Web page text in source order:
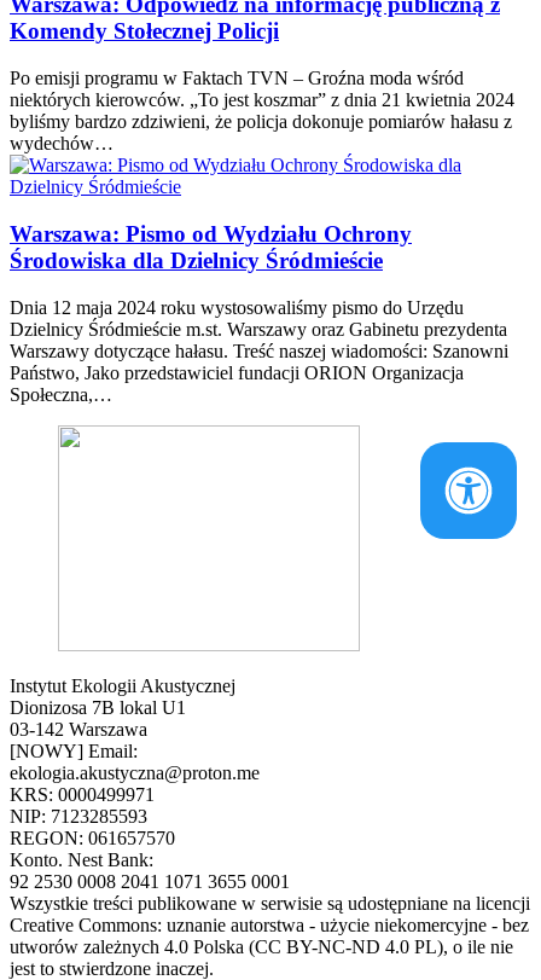
Komendy Stołecznej Policji
Po emisji programu w Faktach TVN – Groźna moda wśród
niektórych kierowców. „To jest koszmar” z dnia 21 kwietnia 2024
byliśmy bardzo zdziwieni, że policja dokonuje pomiarów hałasu z
wydechów…
Warszawa: Pismo od Wydziału Ochrony
Środowiska dla Dzielnicy Śródmieście
Dnia 12 maja 2024 roku wystosowaliśmy pismo do Urzędu
Dzielnicy Śródmieście m.st. Warszawy oraz Gabinetu prezydenta
Warszawy dotyczące hałasu. Treść naszej wiadomości: Szanowni
Państwo, Jako przedstawiciel fundacji ORION Organizacja
Społeczna,…
Instytut Ekologii Akustycznej
Dionizosa 7B lokal U1
03-142 Warszawa
[NOWY] Email:
ekologia.akustyczna@proton.me
KRS: 0000499971
NIP: 7123285593
REGON: 061657570
Konto. Nest Bank:
92 2530 0008 2041 1071 3655 0001
Wszystkie treści publikowane w serwisie są udostępniane na licencji
Creative Commons: uznanie autorstwa - użycie niekomercyjne - bez
utworów zależnych 4.0 Polska (CC BY-NC-ND 4.0 PL), o ile nie
jest to stwierdzone inaczej.